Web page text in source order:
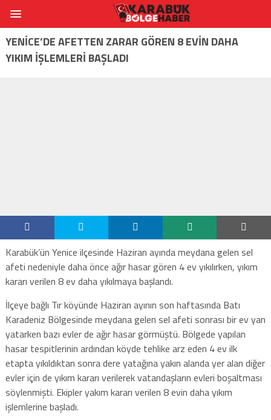
YENİCE’DE AFETTEN ZARAR GÖREN 8 EVİN DAHA
YIKIM İŞLEMLERİ BAŞLADI
Karabük’ün Yenice ilçesinde Haziran ayında meydana gelen sel
afeti nedeniyle daha önce ağır hasar gören 4 ev yıkılırken, yıkım
kararı verilen 8 ev daha yıkılmaya başlandı.
İlçeye bağlı Tır köyünde Haziran ayının son haftasında Batı
Karadeniz Bölgesinde meydana gelen sel afeti sonrası bir ev yan
yatarken bazı evler de ağır hasar görmüştü. Bölgede yapılan
hasar tespitlerinin ardından köyde tehlike arz eden 4 ev ilk
etapta yıkıldıktan sonra dere yatağına yakın alanda yer alan diğer
evler için de yıkım kararı verilerek vatandaşların evleri boşaltması
söylenmişti. Ekipler yakım kararı verilen 8 evin daha yıkım
işlemlerine başladı.